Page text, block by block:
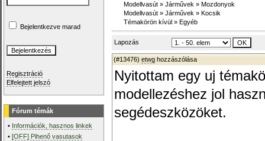
Bejelentkezve marad
Regisztráció
Elfelejtett jelszó
Fórum témák
• Információk, hasznos linkek
•[OFF] Pihenő vasutasok
Modellvasút » Járművek » Mozdonyok
Modellvasút » Járművek » Kocsik
Témakörön kívül » Egyéb
Lapozás
(#13476) etwg hozzászólása
Nyitottam egy uj
modellezéshez jol
segédeszközöket.